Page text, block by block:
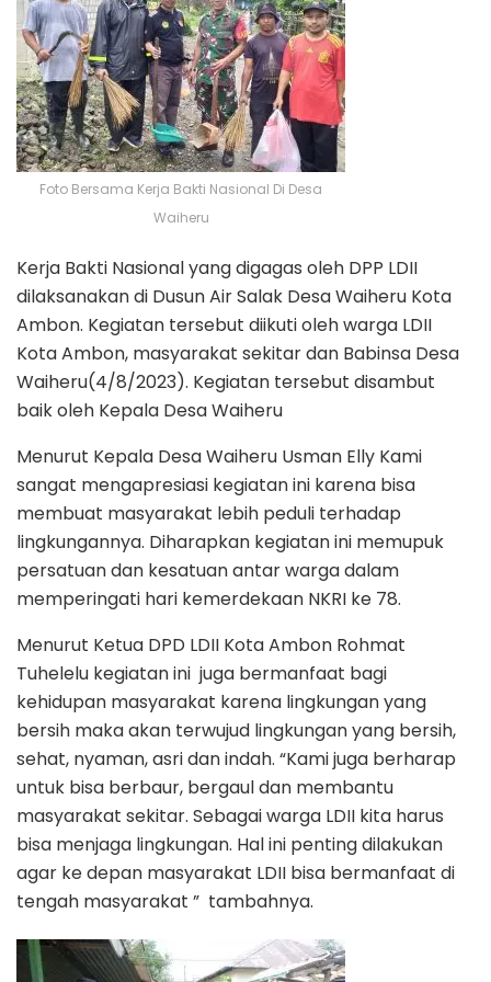
Foto Bersama Kerja Bakti Nasional Di Desa
Waiheru
Kerja Bakti Nasional yang digagas oleh DPP LDII
dilaksanakan di Dusun Air Salak Desa Waiheru Kota
Ambon. Kegiatan tersebut diikuti oleh warga LDII
Kota Ambon, masyarakat sekitar dan Babinsa Desa
Waiheru(4/8/2023). Kegiatan tersebut disambut
baik oleh Kepala Desa Waiheru
Menurut Kepala Desa Waiheru Usman Elly Kami
sangat mengapresiasi kegiatan ini karena bisa
membuat masyarakat lebih peduli terhadap
lingkungannya. Diharapkan kegiatan ini memupuk
persatuan dan kesatuan antar warga dalam
memperingati hari kemerdekaan NKRI ke 78.
Menurut Ketua DPD LDII Kota Ambon Rohmat
Tuhelelu kegiatan ini juga bermanfaat bagi
kehidupan masyarakat karena lingkungan yang
bersih maka akan terwujud lingkungan yang bersih,
sehat, nyaman, asri dan indah. “Kami juga berharap
untuk bisa berbaur, bergaul dan membantu
masyarakat sekitar. Sebagai warga LDII kita harus
bisa menjaga lingkungan. Hal ini penting dilakukan
agar ke depan masyarakat LDII bisa bermanfaat di
tengah masyarakat ” tambahnya.